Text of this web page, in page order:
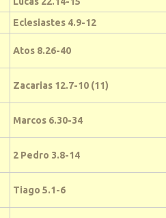
Eclesiastes 4.9-12
Atos 8.26-40
Zacarias 12.7-10 (11)
Marcos 6.30-34
2 Pedro 3.8-14
Tiago 5.1-6